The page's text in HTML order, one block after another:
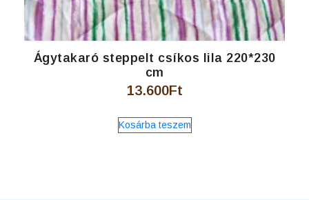
Ágytakaró steppelt csíkos lila 220*230
cm
13.600Ft
Kosárba teszem